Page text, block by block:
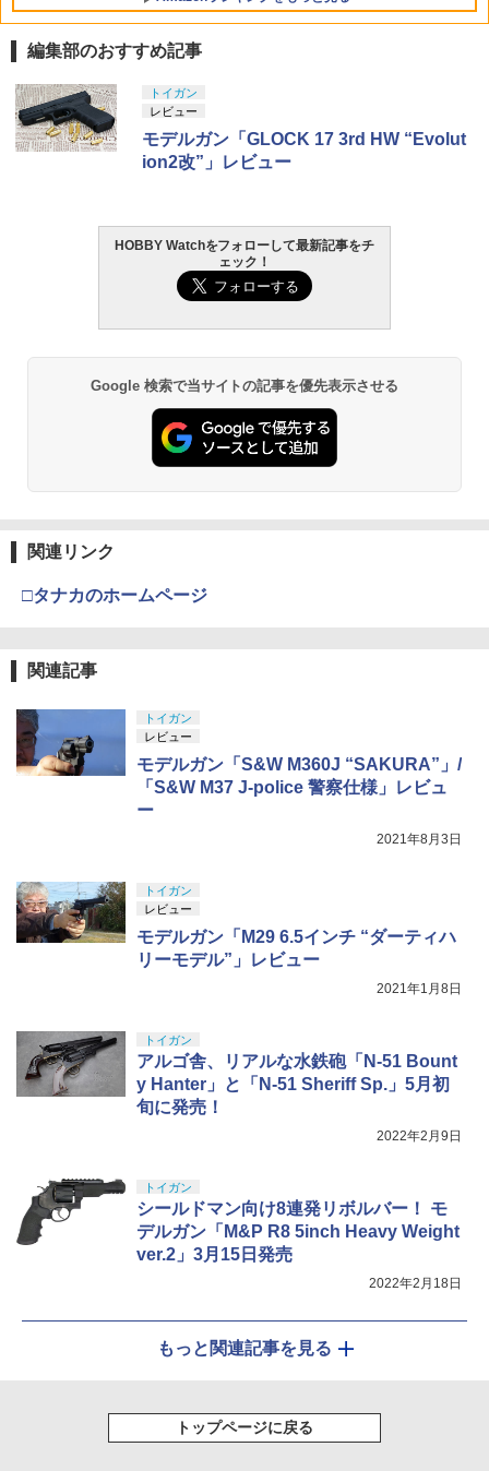
装済み可動フィギュア
￥9,000
￥4,500
1
LOCTITE(ロックタイト) シールはがし
プレミアム 220ml
￥962
GSIクレオス Mr.トップコート 水性プレ
ミアムトップコートスプレー 光沢 88ml
ホビー用仕上材 B601
￥748
タミヤ クラフトツールシリーズ No.123
先細薄刃ニッパー (ゲートカット用) プラ
モデル用工具 74123
4
型用接着剤 87003
5
GSIクレオス Mr.トップコート 水性プレ
ミアムトップコートスプレー つや消し 8
8ml ホビー用仕上材 B603
￥710
編集部のおすすめ記事
トイガン
レビュー
モデルガン「GLOCK 17 3rd HW “Evolut
ion2改”」レビュー
HOBBY Watchをフォローして最新記事をチ
ェック！
Google 検索で当サイトの記事を優先表示させる
関連リンク
□タナカのホームページ
関連記事
トイガン
レビュー
モデルガン「S&W M360J “SAKURA”」/
「S&W M37 J-police 警察仕様」レビュ
ー
2021年8月3日
トイガン
レビュー
モデルガン「M29 6.5インチ “ダーティハ
リーモデル”」レビュー
2021年1月8日
トイガン
アルゴ舎、リアルな水鉄砲「N-51 Bount
y Hanter」と「N-51 Sheriff Sp.」5月初
旬に発売！
2022年2月9日
トイガン
シールドマン向け8連発リボルバー！ モ
デルガン「M&P R8 5inch Heavy Weight
ver.2」3月15日発売
2022年2月18日
もっと関連記事を見る
トップページに戻る